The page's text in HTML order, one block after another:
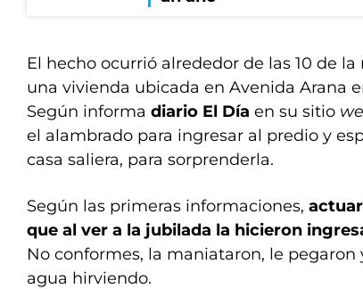
El hecho ocurrió alrededor de las 10 de
una vivienda ubicada en Avenida Arana
Según informa diario El Día en su sitio
el alambrado para ingresar al predio y
casa saliera, para sorprenderla.
Según las primeras informaciones,
que al ver a la jubilada la hicieron
No conformes, la maniataron, le
agua hirviendo.